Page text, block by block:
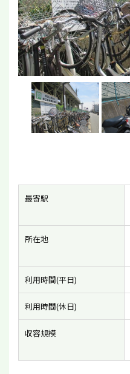
最寄駅
所在地
利用時間(平日)
利用時間(休日)
収容規模